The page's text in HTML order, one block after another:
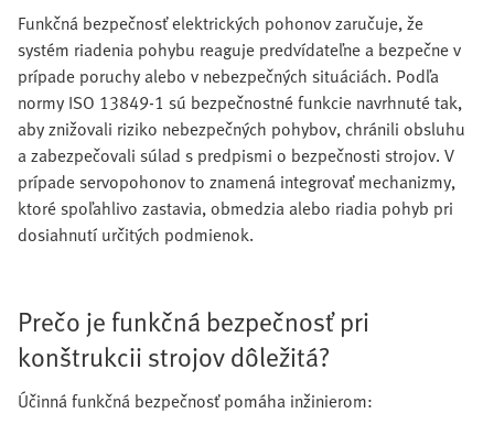
Funkčná bezpečnosť elektrických pohonov zaručuje, že
systém riadenia pohybu reaguje predvídateľne a bezpečne v
prípade poruchy alebo v nebezpečných situáciách. Podľa
normy ISO 13849-1 sú bezpečnostné funkcie navrhnuté tak,
aby znižovali riziko nebezpečných pohybov, chránili obsluhu
a zabezpečovali súlad s predpismi o bezpečnosti strojov. V
prípade servopohonov to znamená integrovať mechanizmy,
ktoré spoľahlivo zastavia, obmedzia alebo riadia pohyb pri
dosiahnutí určitých podmienok.
Prečo je funkčná bezpečnosť pri
konštrukcii strojov dôležitá?
Účinná funkčná bezpečnosť pomáha inžinierom: